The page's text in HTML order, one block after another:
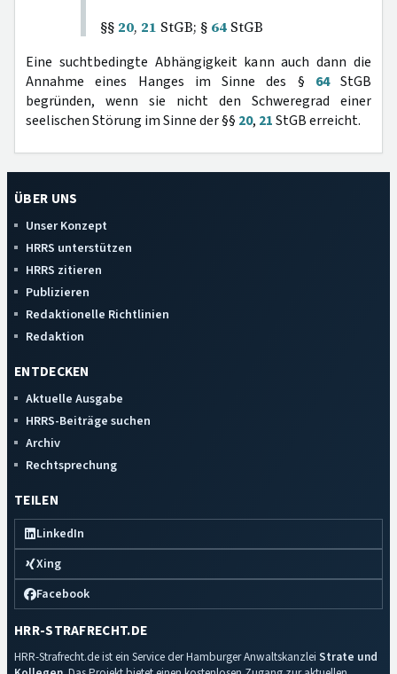
§§ 20, 21 StGB; § 64 StGB
Eine suchtbedingte Abhängigkeit kann auch dann die
Annahme eines Hanges im Sinne des § 64StGB
begründen, wenn sie nicht den Schweregrad einer
seelischen Störung im Sinne der §§ 20, 21StGB erreicht.
ÜBER UNS
Unser Konzept
HRRS unterstützen
HRRS zitieren
Publizieren
Redaktionelle Richtlinien
Redaktion
ENTDECKEN
Aktuelle Ausgabe
HRRS-Beiträge suchen
Archiv
Rechtsprechung
TEILEN
LinkedIn
Xing
Facebook
HRR-STRAFRECHT.DE
HRR-Strafrecht.de ist ein Service der Hamburger Anwaltskanzlei Strate und